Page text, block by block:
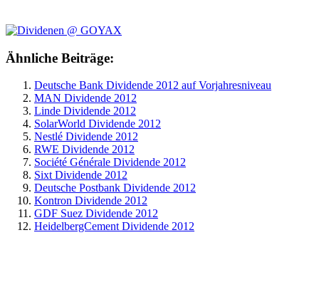
Ähnliche Beiträge:
Deutsche Bank Dividende 2012 auf Vorjahresniveau
MAN Dividende 2012
Linde Dividende 2012
SolarWorld Dividende 2012
Nestlé Dividende 2012
RWE Dividende 2012
Société Générale Dividende 2012
Sixt Dividende 2012
Deutsche Postbank Dividende 2012
Kontron Dividende 2012
GDF Suez Dividende 2012
HeidelbergCement Dividende 2012